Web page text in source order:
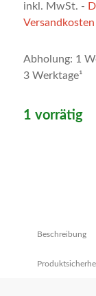
inkl. MwSt. -
Versandkosten
Abholung: 1
3 Werktage¹
1 vorrätig
Beschreibung